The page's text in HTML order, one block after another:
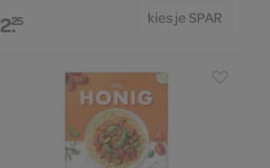
2.25 kies je SPAR